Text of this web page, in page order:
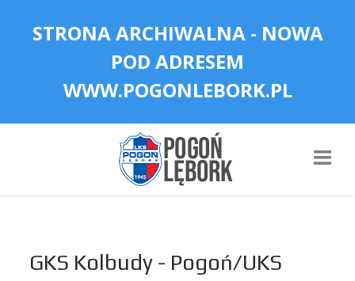
STRONA ARCHIWALNA - NOWA
POD ADRESEM
WWW.POGONLEBORK.PL
GKS Kolbudy - Pogoń/UKS